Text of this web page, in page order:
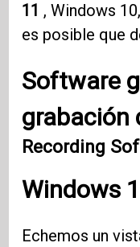
11 , Windows
es posible que
Software
grabación
Recording
Windows
Echemos un